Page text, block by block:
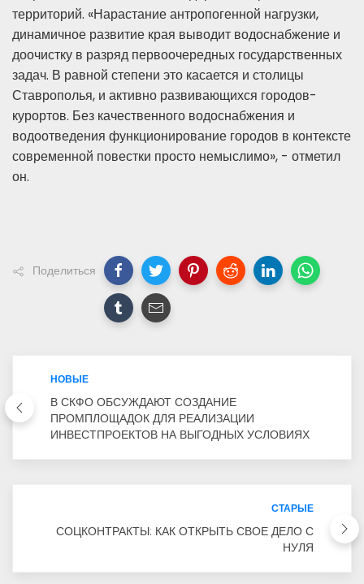
территорий. «Нарастание антропогенной нагрузки,
динамичное развитие края выводит водоснабжение и
доочистку в разряд первоочередных государственных
задач. В равной степени это касается и столицы
Ставрополья, и активно развивающихся городов-
курортов. Без качественного водоснабжения и
водоотведения функционирование городов в контексте
современной повестки просто немыслимо», - отметил
он.
Поделиться
НОВЫЕ
В СКФО ОБСУЖДАЮТ СОЗДАНИЕ
ПРОМПЛОЩАДОК ДЛЯ РЕАЛИЗАЦИИ
ИНВЕСТПРОЕКТОВ НА ВЫГОДНЫХ УСЛОВИЯХ
СТАРЫЕ
СОЦКОНТРАКТЫ: КАК ОТКРЫТЬ СВОЕ ДЕЛО С
НУЛЯ